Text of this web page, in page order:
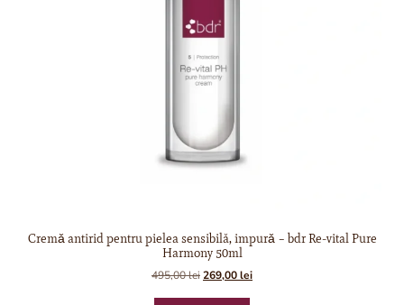
Cremǎ antirid pentru pielea sensibilă, impurǎ – bdr Re-vital Pure
Harmony 50ml
495,00lei269,00lei